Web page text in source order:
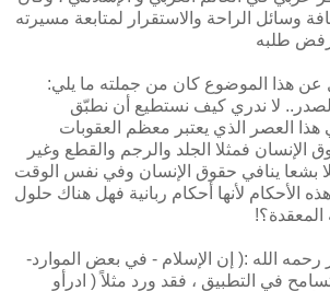
وسائل الراحة والاستقرار لمتابعة مسيرته
رفض طلبه
هذا الموضوع كان من جملته ما يلي:
لا ندري كيف نستطيع أن نطبّق
هذا العصر الذي يعتبر معظم العقوبات
الإنسان فمثلا الجلد والرجم والقطع وغير
بشعا ينافي حقوق الإنسان وفي نفس الوقت
الأحكام لأنها أحكام ربانية فهل هناك حلول
المعقدة؟!
رحمه الله :( إن الإسلام - في بعض الموارد-
في التطبيق ، فقد ورد مثلاً ( ادرأو